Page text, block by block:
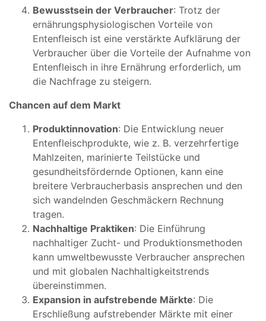
Bewusstsein der Verbraucher: Trotz der
ernährungsphysiologischen Vorteile von
Entenfleisch ist eine verstärkte Aufklärung der
Verbraucher über die Vorteile der Aufnahme von
Entenfleisch in ihre Ernährung erforderlich, um
die Nachfrage zu steigern.
Chancen auf dem Markt
Produktinnovation: Die Entwicklung neuer
Entenfleischprodukte, wie z. B. verzehrfertige
Mahlzeiten, marinierte Teilstücke und
gesundheitsfördernde Optionen, kann eine
breitere Verbraucherbasis ansprechen und den
sich wandelnden Geschmäckern Rechnung
tragen.
Nachhaltige Praktiken: Die Einführung
nachhaltiger Zucht- und Produktionsmethoden
kann umweltbewusste Verbraucher ansprechen
und mit globalen Nachhaltigkeitstrends
übereinstimmen.
Expansion in aufstrebende Märkte: Die
Erschließung aufstrebender Märkte mit einer